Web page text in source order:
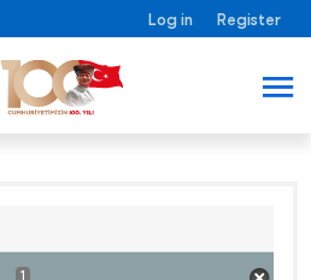
Log in Register
1